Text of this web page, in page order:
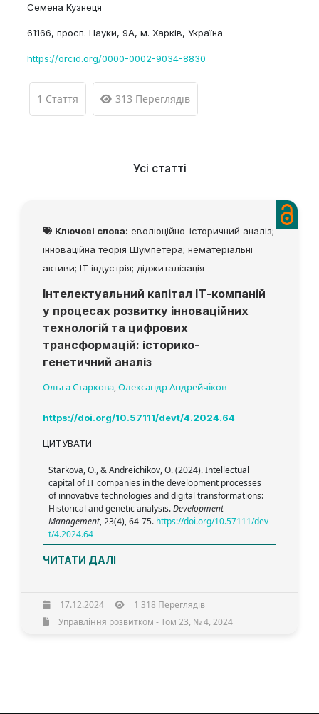
Семена Кузнеця
61166, просп. Науки, 9А, м. Харків, Україна
https://orcid.org/0000-0002-9034-8830
1 Стаття 313 Переглядів
Усі статті
Ключові слова: еволюційно-історичний аналіз;
інноваційна теорія Шумпетера; нематеріальні
активи; ІТ індустрія; діджиталізація
Інтелектуальний капітал ІТ-компаній
у процесах розвитку інноваційних
технологій та цифрових
трансформацій: історико-
генетичний аналіз
Ольга Старкова,Олександр Андрейчіков
https://doi.org/10.57111/devt/4.2024.64
ЦИТУВАТИ
Starkova, O., & Andreichikov, O. (2024). Intellectual
capital of IT companies in the development processes
of innovative technologies and digital transformations:
Historical and genetic analysis.Development
Management, 23(4), 64-75. https://doi.org/10.57111/dev
t/4.2024.64
ЧИТАТИ ДАЛІ
17.12.2024
1 318 Переглядів
Управління розвитком - Том 23, № 4, 2024